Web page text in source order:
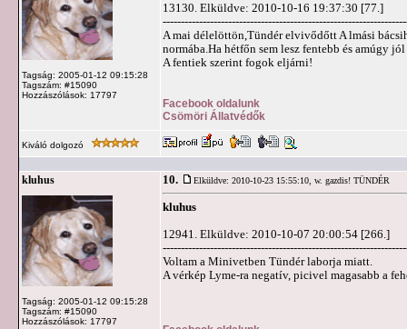
Tagság: 2005-01-12 09:15:28
Tagszám: #15090
Hozzászólások: 17797
13130. Elküldve: 2010-10-16 19:37:30 [77.]
A mai délelöttön,Tündér elvivődőtt A lmási
normába.Ha hétfőn sem lesz fentebb és amúgy
A fentiek szerint fogok eljárni!
Facebook oldalunk
Csömöri Állatvédők
Kiváló dolgozó
kluhus
Tagság: 2005-01-12 09:15:28
Tagszám: #15090
Hozzászólások: 17797
10. Elküldve: 2010-10-23 15:55:10, w. gazdis! TÜNDÉR
kluhus
12941. Elküldve: 2010-10-07 20:00:54 [266.]
Voltam a Minivetben Tündér laborja miatt.
A vérkép Lyme-ra negatív, picivel magasabb a